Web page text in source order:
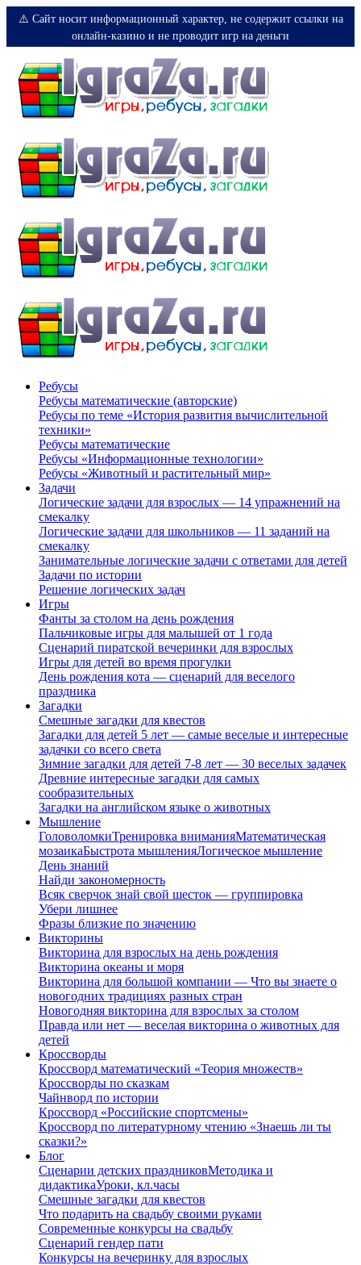
⚠️ Сайт носит информационный характер, не содержит ссылки на
онлайн-казино и не проводит игр на деньги
Ребусы
Ребусы математические (авторские)
Ребусы по теме «История развития вычислительной
техники»
Ребусы математические
Ребусы «Информационные технологии»
Ребусы «Животный и растительный мир»
Задачи
Логические задачи для взрослых — 14 упражнений на
смекалку
Логические задачи для школьников — 11 заданий на
смекалку
Занимательные логические задачи с ответами для детей
Задачи по истории
Решение логических задач
Игры
Фанты за столом на день рождения
Пальчиковые игры для малышей от 1 года
Сценарий пиратской вечеринки для взрослых
Игры для детей во время прогулки
День рождения кота — сценарий для веселого
праздника
Загадки
Смешные загадки для квестов
Загадки для детей 5 лет — самые веселые и интересные
задачки со всего света
Зимние загадки для детей 7-8 лет — 30 веселых задачек
Древние интересные загадки для самых
сообразительных
Загадки на английском языке о животных
Мышление
ГоловоломкиТренировка вниманияМатематическая
мозаикаБыстрота мышленияЛогическое мышление
День знаний
Найди закономерность
Всяк сверчок знай свой шесток — группировка
Убери лишнее
Фразы близкие по значению
Викторины
Викторина для взрослых на день рождения
Викторина океаны и моря
Викторина для большой компании — Что вы знаете о
новогодних традициях разных стран
Новогодняя викторина для взрослых за столом
Правда или нет — веселая викторина о животных для
детей
Кроссворды
Кроссворд математический «Теория множеств»
Кроссворды по сказкам
Чайнворд по истории
Кроссворд «Российские спортсмены»
Кроссворд по литературному чтению «Знаешь ли ты
сказки?»
Блог
Сценарии детских праздниковМетодика и
дидактикаУроки, кл.часы
Смешные загадки для квестов
Что подарить на свадьбу своими руками
Современные конкурсы на свадьбу
Сценарий гендер пати
Конкурсы на вечеринку для взрослых